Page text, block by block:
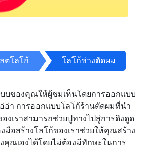
ตโลโก้ โลโก้ช่างตัดผม
บของคุณให้ผู้ชมเห็นโดยการออกแบบ
อ่า การออกแบบโลโก้ร้านตัดผมที่นำ
งเราสามารถช่วยปูทางไปสู่การดึงดูด
มือสร้างโลโก้ของเราช่วยให้คุณสร้าง
คุณเองได้โดยไม่ต้องมีทักษะในการ